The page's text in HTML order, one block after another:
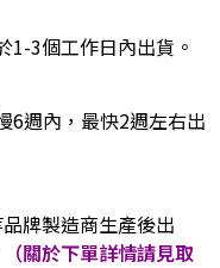
3個工作日內出貨。
週內，最快2週左右出
牌製造商生產後出
（關於下單詳情請見取